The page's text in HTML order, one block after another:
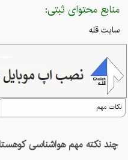
منابع محتوای ثبتی:
سایت قله
نکات مهم
چند نکته مهم هواشناسی